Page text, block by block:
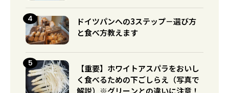
ドイツパンへの3ステップ－選び方
と食べ方教えます
【重要】ホワイトアスパラをおいし
く食べるための下ごしらえ（写真で